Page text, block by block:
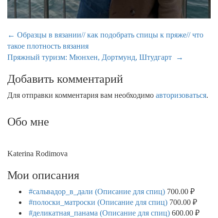
Навигация
по
← Образцы в вязании// как подобрать спицы к пряже// что
такое плотность вязания
Пряжный туризм: Мюнхен, Дортмунд, Штудгарт
→
Добавить комментарий
Для отправки комментария вам необходимо авторизоваться.
Обо мне
Katerina Rodimova
Мои описания
#сальвадор_в_дали (Описание для спиц) 700.00 ₽
#полоски_матроски (Описание для спиц) 700.00 ₽
#деликатная_панама (Описание для спиц) 600.00 ₽